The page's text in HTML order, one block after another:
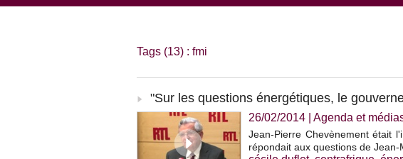
Tags (13) : fmi
"Sur les questions énergétiques, le
26/02/2014 Agenda et
Jean-Pierre Chevènement était
répondait aux questions de Jean-